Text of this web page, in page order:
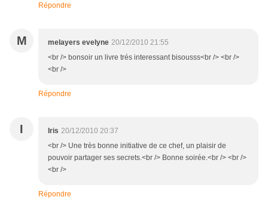
Répondre
M melayers evelyne 20/12/2010 21:55
<br /> bonsoir un livre trés interessant bisousss<br /> <br />
<br />
Répondre
I Iris 20/12/2010 20:37
<br /> Une très bonne initiative de ce chef, un plaisir de
pouvoir partager ses secrets.<br /> Bonne soirée.<br /> <br />
<br />
Répondre